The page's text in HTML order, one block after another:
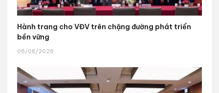
Hành trang cho VĐV trên chặng đường phát triển
bền vững
06/08/2026